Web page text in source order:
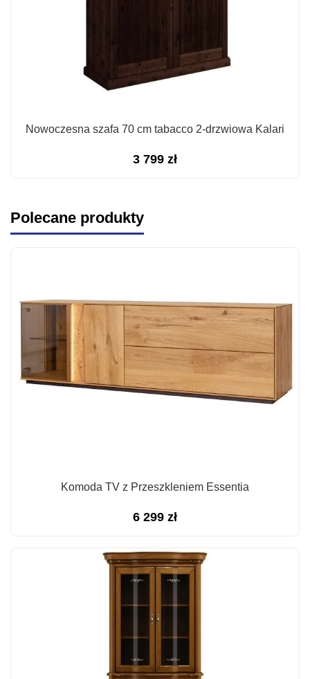
Nowoczesna szafa 70 cm tabacco 2-drzwiowa Kalari
3 799 zł
Polecane produkty
Komoda TV z Przeszkleniem Essentia
6 299 zł